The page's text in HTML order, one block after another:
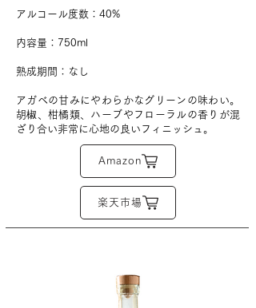
アルコール度数：40%
​内容量：750ml
​熟成期間：なし
アガベの甘みにやわらかなグリーンの味わい。
胡椒、柑橘類、ハーブやフローラルの香りが混
ざり合い非常に心地の良いフィニッシュ。
Amazon
楽天市場